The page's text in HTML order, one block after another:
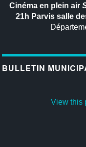
Cinéma en plein air
21h Parvis salle
BULLETIN
View this